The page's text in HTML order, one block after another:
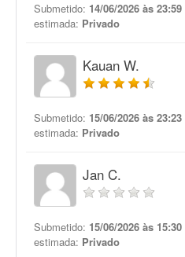
Submetido: 14/06/2026 às 23:59
estimada: Privado
Kauan W.
Submetido: 15/06/2026 às 23:23
estimada: Privado
Jan C.
Submetido: 15/06/2026 às 15:30
estimada: Privado